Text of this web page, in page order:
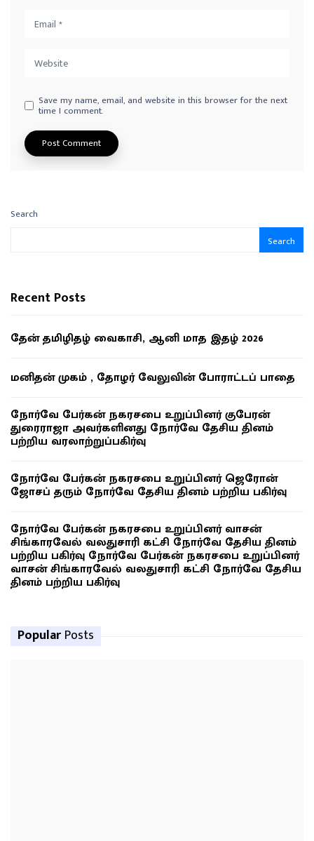
Save my name, email, and website in this browser for the next
time I comment.
Search
Search
Recent Posts
தேன் தமிழிதழ் வைகாசி, ஆனி மாத இதழ் 2026
மனிதன் முகம் , தோழர் வேலுவின் போராட்டப் பாதை
நோர்வே பேர்கன் நகரசபை உறுப்பினர் குபேரன்
துரைராஜா அவர்களினது நோர்வே தேசிய தினம்
பற்றிய வரலாற்றுப்பகிர்வு
நோர்வே பேர்கன் நகரசபை உறுப்பினர் ஜெரோன்
ஜோசப் தரும் நோர்வே தேசிய தினம் பற்றிய பகிர்வு
நோர்வே பேர்கன் நகரசபை உறுப்பினர் வாசன்
சிங்காரவேல் வலதுசாரி கட்சி நோர்வே தேசிய தினம்
பற்றிய பகிர்வு நோர்வே பேர்கன் நகரசபை உறுப்பினர்
வாசன் சிங்காரவேல் வலதுசாரி கட்சி நோர்வே தேசிய
தினம் பற்றிய பகிர்வு
Popular Posts